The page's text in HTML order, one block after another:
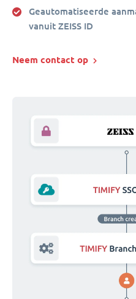
Geautomatiseerde
vanuit ZEISS ID
Neem contact op